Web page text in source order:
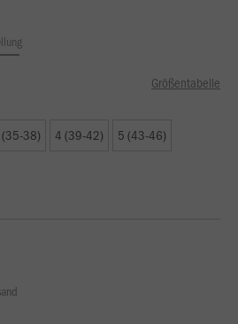
Größentabelle
38) 4 (39-42) 5 (43-46)